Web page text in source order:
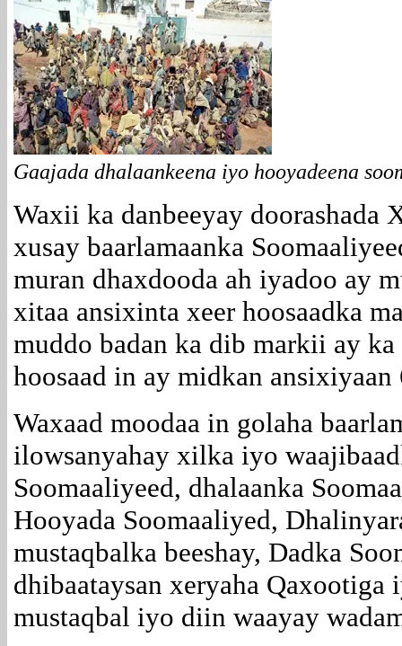
Gaajada dhalaankeena iyo hooyadeena
Waxii ka danbeeyay doorashada
xusay baarlamaanka
muran dhaxdooda ah iyadoo ay
xitaa ansixinta xeer hoosaadka
muddo badan ka dib markii ay
hoosaad in ay midkan
Waxaad moodaa in golaha
ilowsanyahay xilka iyo
Soomaaliyeed, dhalaanka
Hooyada Soomaaliyed,
mustaqbalka beeshay, Dadka
dhibaataysan xeryaha
mustaqbal iyo diin waayay